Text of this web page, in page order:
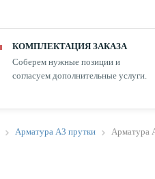
КОМПЛЕКТАЦИЯ ЗАКАЗА
Соберем нужные позиции и
согласуем дополнительные услуги.
Арматура А3 прутки Арматура